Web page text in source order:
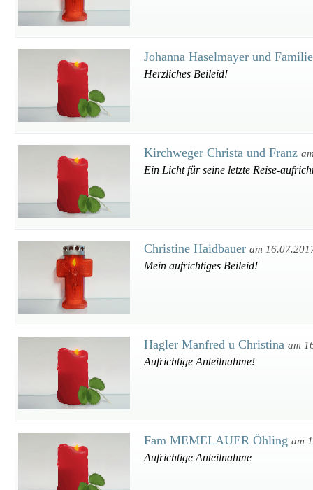
Johanna Haselmayer und
Herzliches Beileid!
Kirchweger Christa und Franz
Ein Licht für seine letzte Reise-
Christine Haidbauer am
Mein aufrichtiges Beileid!
Hagler Manfred u Christina am
Aufrichtige Anteilnahme!
Fam MEMELAUER Öhling am
Aufrichtige Anteilnahme